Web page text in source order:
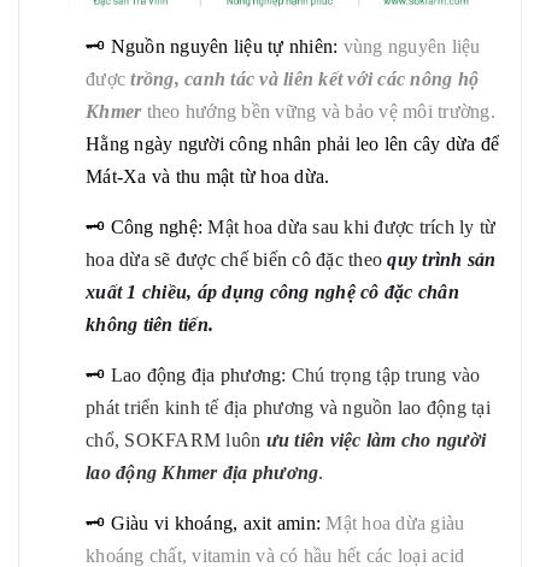
🗝 Nguồn nguyên liệu tự nhiên: vùng nguyên liệu
đượctrồng, canh tác và liên kết với các nông hộ
Khmertheo hướng bền vững và bảo vệ môi trường.
Hằng ngày người công nhân phải leo lên cây dừa để
Mát-Xa và thu mật từ hoa dừa.
🗝 Công nghệ:Mật hoa dừa sau khi được trích ly từ
hoa dừa sẽ được chế biến cô đặc theoquy trình sản
xuất 1 chiều, áp dụng công nghệ cô đặc chân
không tiên tiến.
🗝 Lao động địa phương: Chú trọng tập trung vào
phát triển kinh tế địa phương và nguồn lao động tại
chổ, SOKFARM luôn ưu tiên việc làm cho người
lao động Khmer địa phương.
🗝 Giàu vi khoáng, axit amin:Mật hoa dừa giàu
khoáng chất, vitamin và có hầu hết các loại acid